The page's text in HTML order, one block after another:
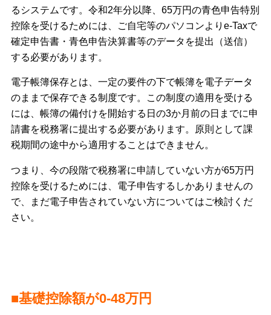
るシステムです。令和2年分以降、65万円の青色申告特別
控除を受けるためには、ご自宅等のパソコンよりe-Taxで
確定申告書・青色申告決算書等のデータを提出（送信）
する必要があります。
電子帳簿保存とは、一定の要件の下で帳簿を電子データ
のままで保存できる制度です。この制度の適用を受ける
には、帳簿の備付けを開始する日の3か月前の日までに申
請書を税務署に提出する必要があります。原則として課
税期間の途中から適用することはできません。
つまり、今の段階で税務署に申請していない方が65万円
控除を受けるためには、電子申告するしかありませんの
で、まだ電子申告されていない方についてはご検討くだ
さい。
■基礎控除額が0-48万円